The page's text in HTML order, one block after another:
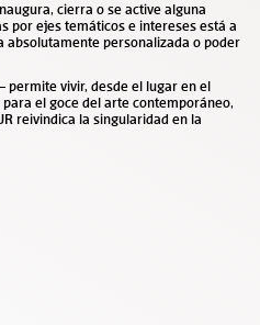
cierra o se active alguna
por ejes temáticos e intereses está a
absolutamente personalizada o poder
permite vivir, desde el lugar en el
el goce del arte contemporáneo,
reivindica la singularidad en la